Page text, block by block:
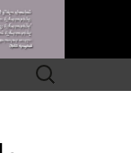
Որոնել՝